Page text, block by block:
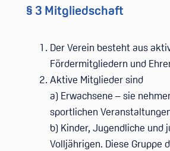
§ 3 Mitgliedschaft
Der Verein besteht aus
Fördermitgliedern und
Aktive Mitglieder sind
a) Erwachsene – sie
sportlichen
b) Kinder, Jugendliche und
Volljährigen. Diese Gruppe